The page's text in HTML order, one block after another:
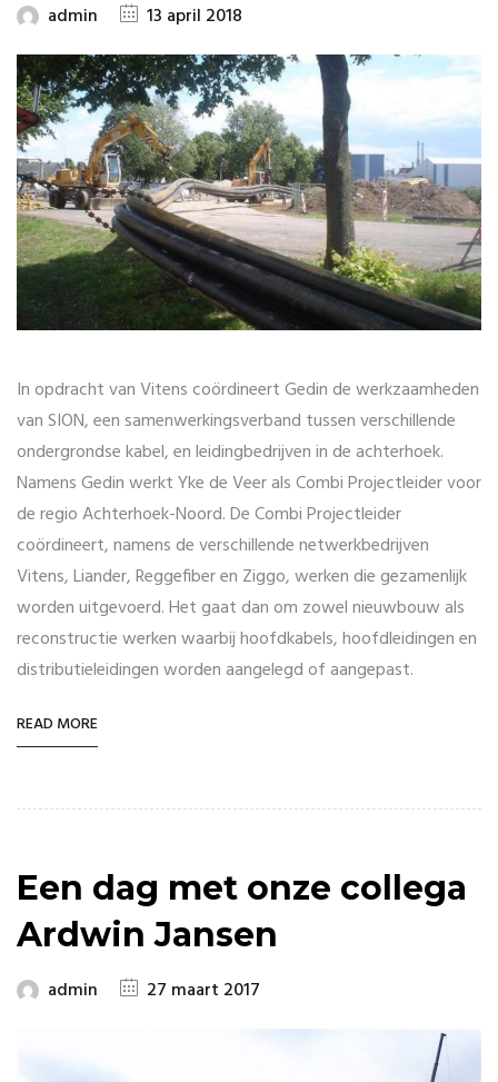
admin 13 april 2018
In opdracht van Vitens coördineert Gedin de werkzaamheden
van SION, een samenwerkingsverband tussen verschillende
ondergrondse kabel, en leidingbedrijven in de achterhoek.
Namens Gedin werkt Yke de Veer als Combi Projectleider voor
de regio Achterhoek-Noord. De Combi Projectleider
coördineert, namens de verschillende netwerkbedrijven
Vitens, Liander, Reggefiber en Ziggo, werken die gezamenlijk
worden uitgevoerd. Het gaat dan om zowel nieuwbouw als
reconstructie werken waarbij hoofdkabels, hoofdleidingen en
distributieleidingen worden aangelegd of aangepast.
READ MORE
Een dag met onze collega
Ardwin Jansen
admin 27 maart 2017